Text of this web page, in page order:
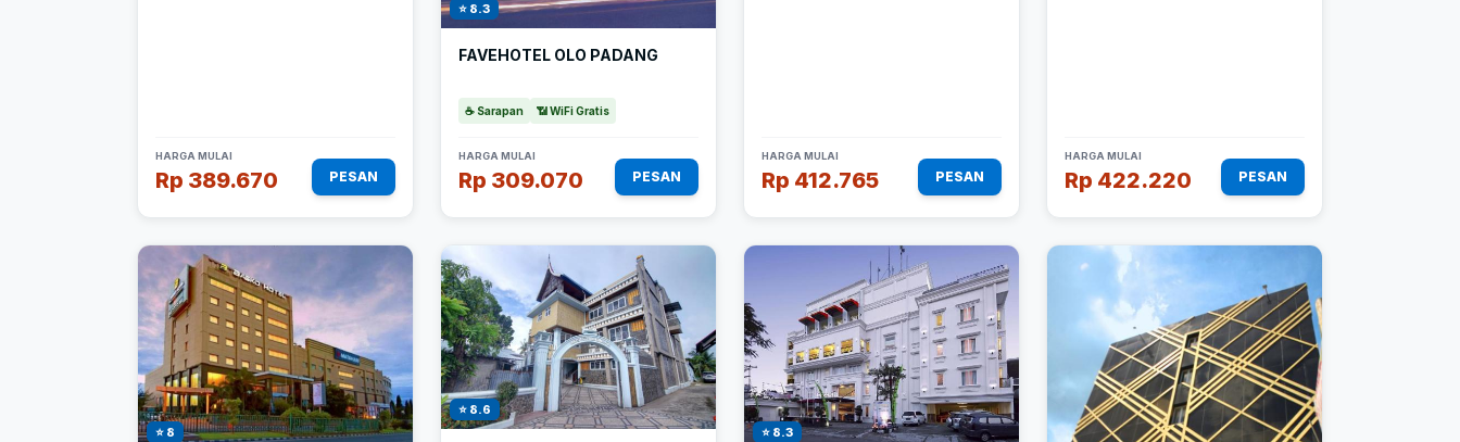
HARGA MULAI
Rp 389.670 PESAN
⭐ 8.3
FAVEHOTEL OLO PADANG
☕ Sarapan 📶 WiFi Gratis
HARGA MULAI
Rp 309.070 PESAN
HARGA MULAI
Rp 412.765 PESAN
HARGA MULAI
Rp 422.220 PESAN
⭐ 8
⭐ 8.6
⭐ 8.3